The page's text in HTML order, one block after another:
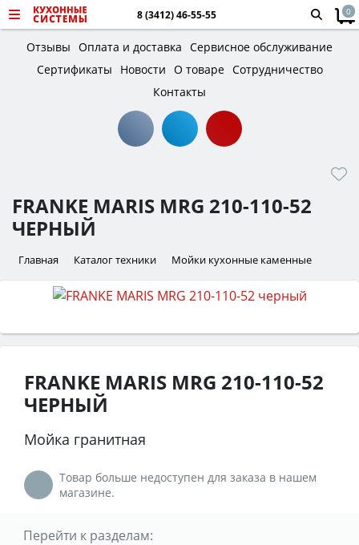
8 (3412) 46-55-55 0
Отзывы Оплата и доставка Сервисное обслуживание
Сертификаты
Новости О товаре Сотрудничество
Контакты
FRANKE MARIS MRG 210-110-52
ЧЕРНЫЙ
Главная Каталог техники Мойки кухонные каменные
FRANKE MARIS MRG 210-110-52
ЧЕРНЫЙ
Мойка гранитная
Товар больше недоступен для заказа в нашем
магазине.
Перейти к разделам: